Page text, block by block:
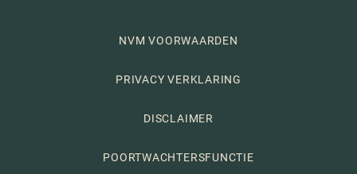
NVM VOORWAARDEN
PRIVACY VERKLARING
DISCLAIMER
POORTWACHTERSFUNCTIE